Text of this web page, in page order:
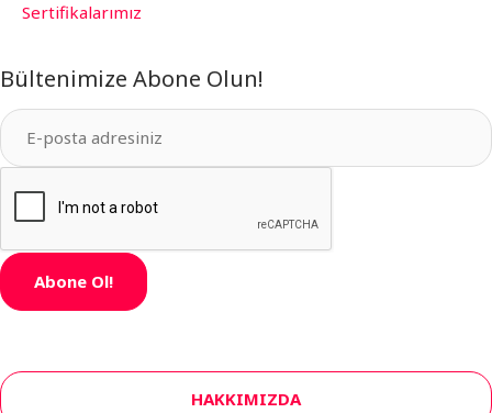
Sertifikalarımız
Bültenimize Abone Olun!
Abone Ol!
HAKKIMIZDA